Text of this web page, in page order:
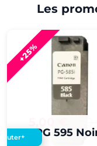
Les
+25%
PG 595
+